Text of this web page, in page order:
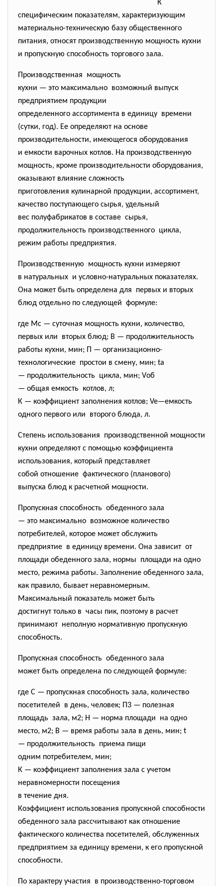
К
специфическим показателям, характеризующим
материально-техническую базу общественного
питания, относят производственную мощность кухни
и про­пускную способность торгового зала.
Производственная мощность
кухни — это максимально возможный выпуск
предприятием продукции
определенного ассортимента в единицу времени
(сутки, год). Ее определяют на основе
производительности, имеющегося оборудования
и емкости варочных котлов. На производственную
мощность, кроме производительности оборудования,
оказывают влияние сложность
приготовления кулинарной продукции, ассортимент,
качество поступающего сырья, удельный
вес полуфабрикатов в составе сырья,
продолжительность производственного цикла,
режим работы предприятия.
Производственную мощность кухни измеряют
в натуральных и условно-натуральных показателях.
Она может быть определена для первых и вторых
блюд отдельно по следующей формуле:
где Мс — суточная мощность кухни, количество,
первых или вторых блюд; В — продолжительность
работы кухни, мин; П — организационно-
технологические простои в смену, мин; ta
— продолжительность цикла, мин; Vоб
— общая емкость котлов, л;
К — коэффициент заполнения котлов; Ve—емкость
одного первого или второго блюда, л.
Степень использования производственной мощности
кухни определяют с помощью коэффициента
использования, который представляет
собой отношение фактического (планового)
выпуска блюд к расчетной мощности.
Пропускная способность обеденного зала
— это максимально возможное количество
потребителей, которое может обслужить
предприятие в единицу времени. Она зависит от
площади обеденного зала, нормы площади на одно
место, режима работы. Заполнение обеденного зала,
как правило, бывает неравномерным.
Максимальный показатель может быть
достигнут только в часы пик, поэтому в расчет
принимают неполную нормативную пропускную
способ­ность.
Пропускная способность обеденного зала
может быть определена по следующей формуле:
где С — пропускная способность зала, количество
посетителей в день, человек; П3 — полезная
площадь зала, м2; Н — норма площади на одно
место, м2; В — время работы зала в день, мин; t
— продолжительность приема пищи
одним потребителем, мин;
К — коэффициент заполнения зала с учетом
неравномерности посещения
в течение дня.
Коэффициент использования пропускной способности
обеденного зала рассчитывают как отношение
фактического количества посетителей, обслуженных
предприятием за единицу времени, к его пропускной
способности.
По характеру участия в производственно-торговом